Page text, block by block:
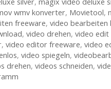
wmv konverter, Movietool,
freeware, video bearbeiten
, video drehen, video edit
, video editor freeware, video
, video spiegeln,
drehen, videos schneiden,